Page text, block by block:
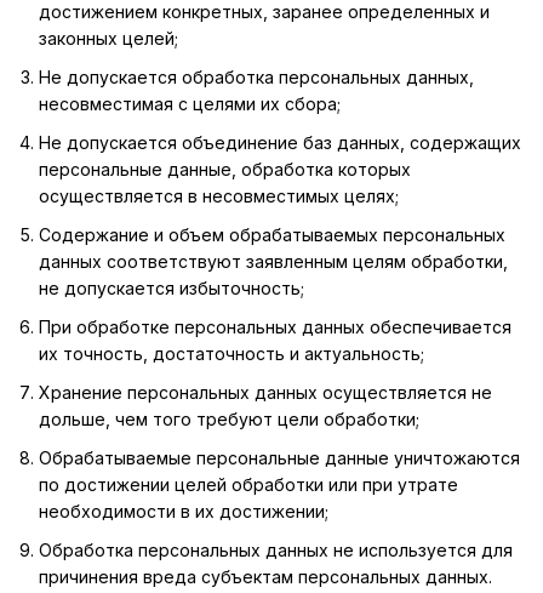
достижением конкретных, заранее определенных и
законных целей;
Не допускается обработка персональных данных,
несовместимая с целями их сбора;
Не допускается объединение баз данных, содержащих
персональные данные, обработка которых
осуществляется в несовместимых целях;
Содержание и объем обрабатываемых персональных
данных соответствуют заявленным целям обработки,
не допускается избыточность;
При обработке персональных данных обеспечивается
их точность, достаточность и актуальность;
Хранение персональных данных осуществляется не
дольше, чем того требуют цели обработки;
Обрабатываемые персональные данные уничтожаются
по достижении целей обработки или при утрате
необходимости в их достижении;
Обработка персональных данных не используется для
причинения вреда субъектам персональных данных.